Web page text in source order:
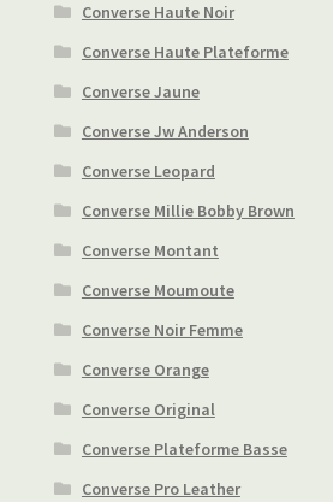
Converse Haute Noir
Converse Haute Plateforme
Converse Jaune
Converse Jw Anderson
Converse Leopard
Converse Millie Bobby Brown
Converse Montant
Converse Moumoute
Converse Noir Femme
Converse Orange
Converse Original
Converse Plateforme Basse
Converse Pro Leather